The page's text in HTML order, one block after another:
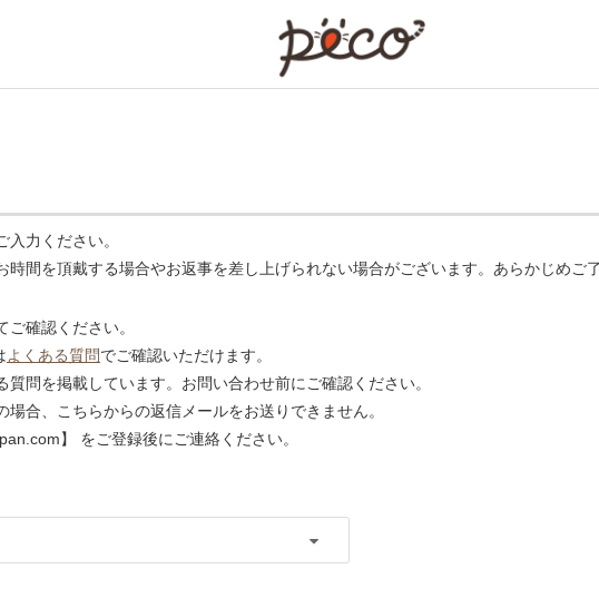
力ください。
時間を頂戴する場合やお返事を差し上げられない場合がございます。あらかじめご
確認ください。
よくある質問でご確認いただけます。
問を掲載しています。お問い合わせ前にご確認ください。
合、こちらからの返信メールをお送りできません。
】 をご登録後にご連絡ください。